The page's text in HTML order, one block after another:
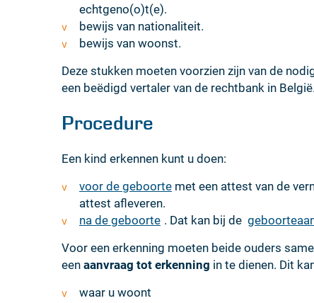
echtgeno(o)t(e).
bewijs van nationaliteit.
bewijs van woonst.
Deze stukken moeten voorzien zijn van de
een beëdigd vertaler van de rechtbank in België.
Procedure
Een kind erkennen kunt u doen:
voor de geboorte met een attest van de
attest afleveren.
na de geboorte . Dat kan bij de
Voor een erkenning moeten beide ouders
een aanvraag tot erkenning in te dienen. Dit
waar u woont